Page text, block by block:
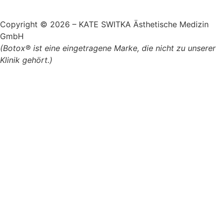
Copyright © 2026 – KATE SWITKA Ästhetische Medizin
GmbH
(Botox® ist eine eingetragene Marke, die nicht zu unserer
Klinik gehört.)